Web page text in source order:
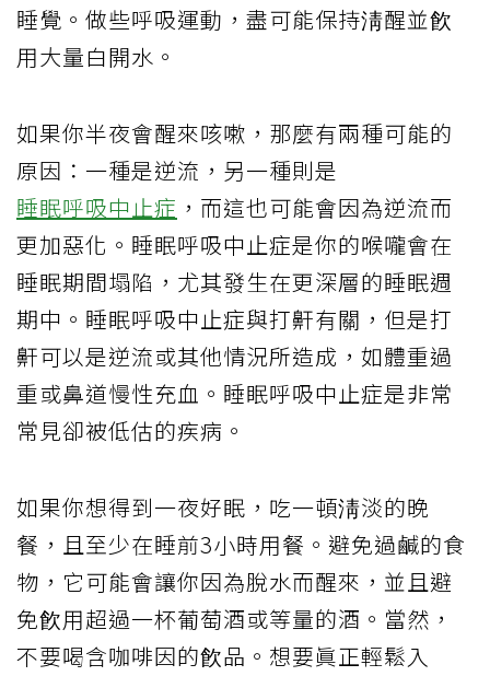
睡覺。做些呼吸運動，盡可能保持淸醒並飮
用大量白開水。
如果你半夜會醒來咳嗽，那麼有兩種可能的
原因：一種是逆流，另一種則是
睡眠呼吸中止症 ，而這也可能會因為逆流而
更加惡化。睡眠呼吸中止症是你的喉嚨會在
睡眠期間塌陷，尤其發生在更深層的睡眠週
期中。睡眠呼吸中止症與打鼾有關，但是打
鼾可以是逆流或其他情況所造成，如體重過
重或鼻道慢性充血。睡眠呼吸中止症是非常
常見卻被低估的疾病。
如果你想得到一夜好眠，吃一頓淸淡的晚
餐，且至少在睡前3小時用餐。避免過鹹的食
物，它可能會讓你因為脫水而醒來，並且避
免飮用超過一杯葡萄酒或等量的酒。當然，
不要喝含咖啡因的飮品。想要眞正輕鬆入